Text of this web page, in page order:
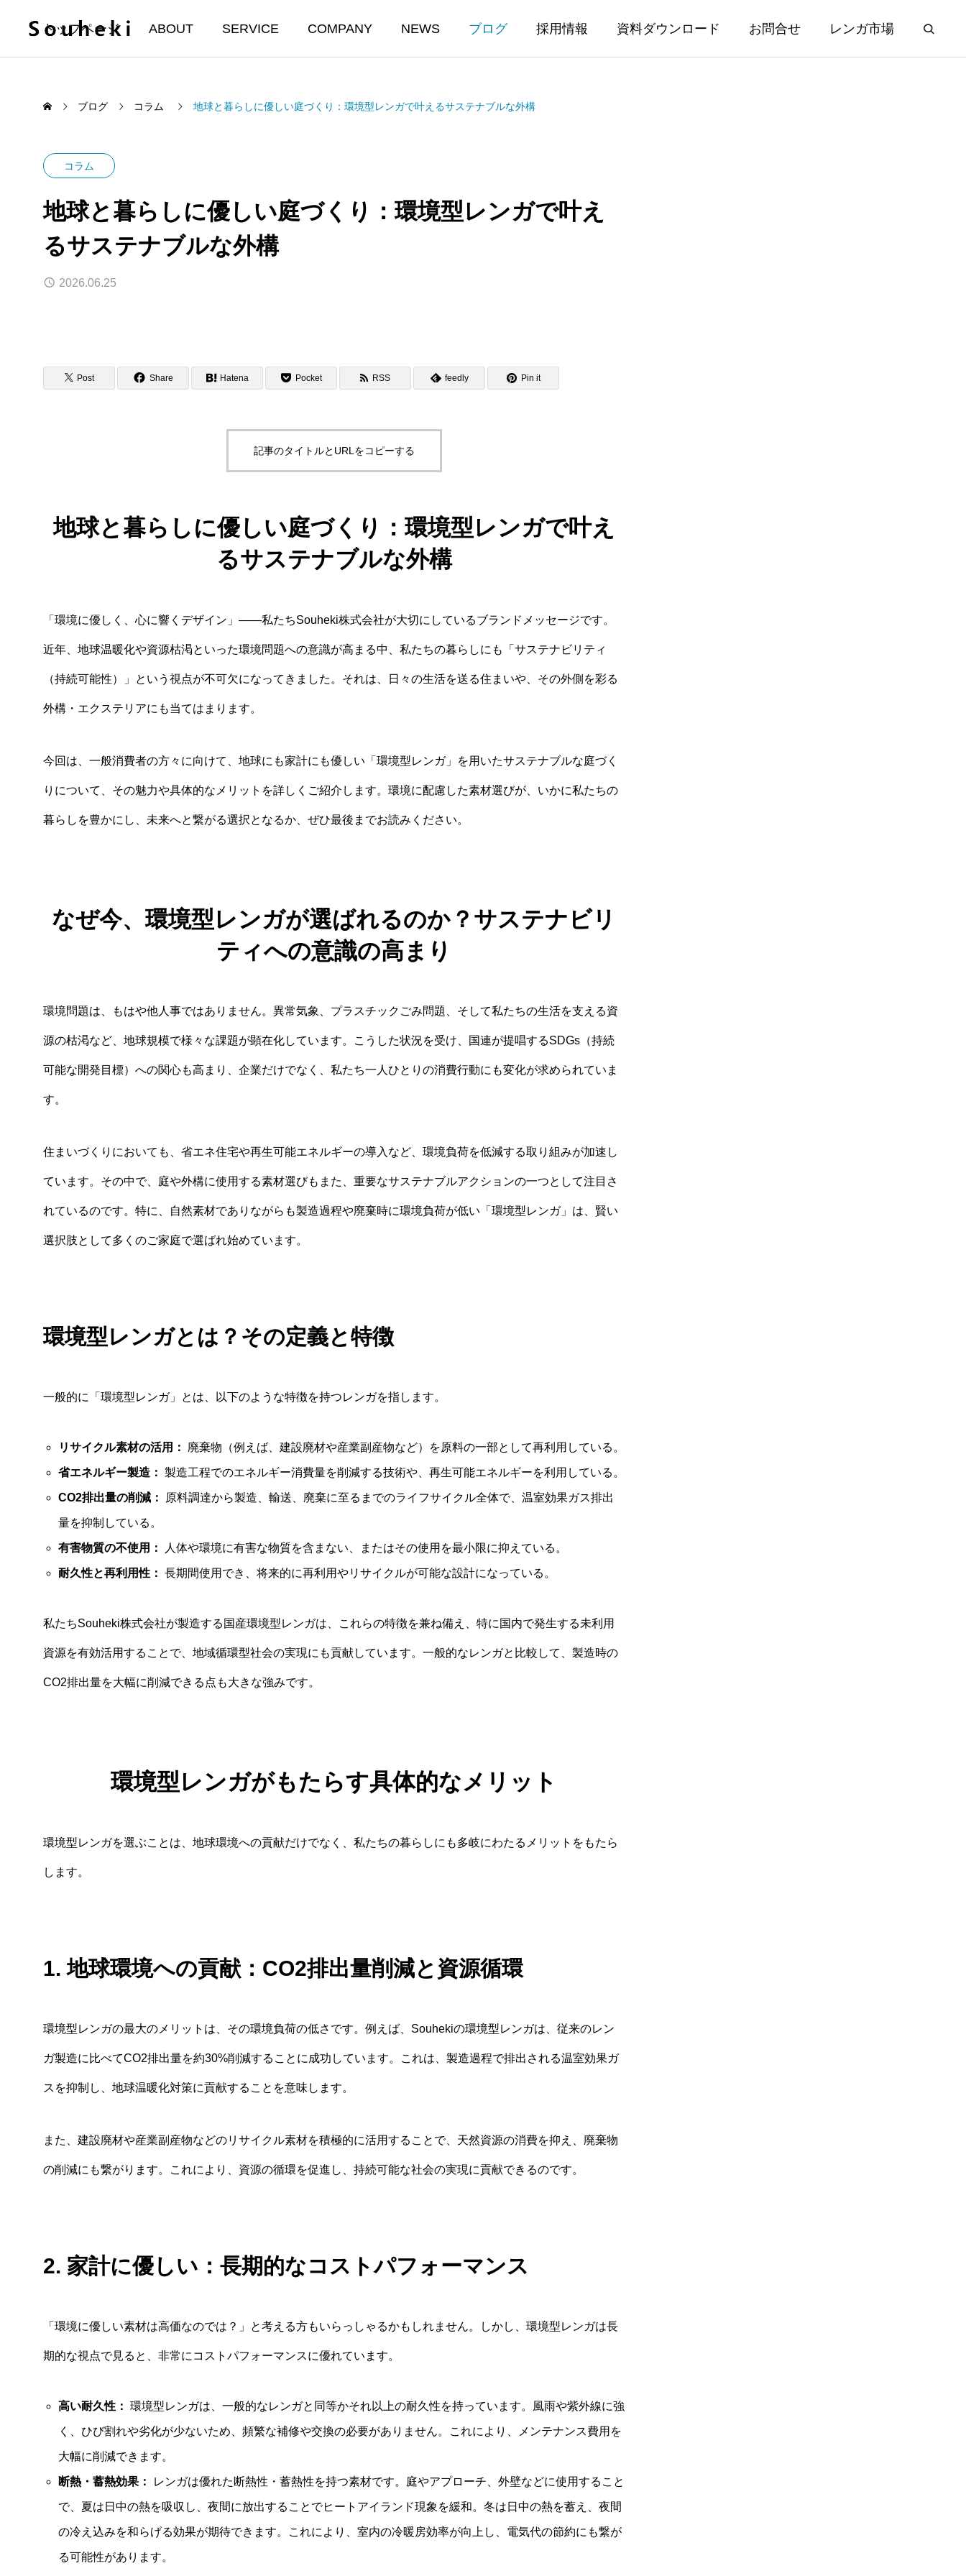
トップページ ABOUT SERVICE COMPANY NEWS ブログ 採用情報 資料ダウンロード お問合せ レンガ市場
ブログ コラム 地球と暮らしに優しい庭づくり：環境型レンガで叶えるサステナブルな外構
コラム
地球と暮らしに優しい庭づくり：環境型レンガで叶え
るサステナブルな外構
2026.06.25
Post Share Hatena Pocket RSS feedly Pin it
記事のタイトルとURLをコピーする
地球と暮らしに優しい庭づくり：環境型レンガで叶え
るサステナブルな外構
「環境に優しく、心に響くデザイン」――私たちSouheki株式会社が大切にしているブランドメッセージです。
近年、地球温暖化や資源枯渇といった環境問題への意識が高まる中、私たちの暮らしにも「サステナビリティ
（持続可能性）」という視点が不可欠になってきました。それは、日々の生活を送る住まいや、その外側を彩る
外構・エクステリアにも当てはまります。
今回は、一般消費者の方々に向けて、地球にも家計にも優しい「環境型レンガ」を用いたサステナブルな庭づく
りについて、その魅力や具体的なメリットを詳しくご紹介します。環境に配慮した素材選びが、いかに私たちの
暮らしを豊かにし、未来へと繋がる選択となるか、ぜひ最後までお読みください。
なぜ今、環境型レンガが選ばれるのか？サステナビリ
ティへの意識の高まり
環境問題は、もはや他人事ではありません。異常気象、プラスチックごみ問題、そして私たちの生活を支える資
源の枯渇など、地球規模で様々な課題が顕在化しています。こうした状況を受け、国連が提唱するSDGs（持続
可能な開発目標）への関心も高まり、企業だけでなく、私たち一人ひとりの消費行動にも変化が求められていま
す。
住まいづくりにおいても、省エネ住宅や再生可能エネルギーの導入など、環境負荷を低減する取り組みが加速し
ています。その中で、庭や外構に使用する素材選びもまた、重要なサステナブルアクションの一つとして注目さ
れているのです。特に、自然素材でありながらも製造過程や廃棄時に環境負荷が低い「環境型レンガ」は、賢い
選択肢として多くのご家庭で選ばれ始めています。
環境型レンガとは？その定義と特徴
一般的に「環境型レンガ」とは、以下のような特徴を持つレンガを指します。
リサイクル素材の活用： 廃棄物（例えば、建設廃材や産業副産物など）を原料の一部として再利用している。
省エネルギー製造： 製造工程でのエネルギー消費量を削減する技術や、再生可能エネルギーを利用している。
CO2排出量の削減： 原料調達から製造、輸送、廃棄に至るまでのライフサイクル全体で、温室効果ガス排出
量を抑制している。
有害物質の不使用： 人体や環境に有害な物質を含まない、またはその使用を最小限に抑えている。
耐久性と再利用性： 長期間使用でき、将来的に再利用やリサイクルが可能な設計になっている。
私たちSouheki株式会社が製造する国産環境型レンガは、これらの特徴を兼ね備え、特に国内で発生する未利用
資源を有効活用することで、地域循環型社会の実現にも貢献しています。一般的なレンガと比較して、製造時の
CO2排出量を大幅に削減できる点も大きな強みです。
環境型レンガがもたらす具体的なメリット
環境型レンガを選ぶことは、地球環境への貢献だけでなく、私たちの暮らしにも多岐にわたるメリットをもたら
します。
1. 地球環境への貢献：CO2排出量削減と資源循環
環境型レンガの最大のメリットは、その環境負荷の低さです。例えば、Souhekiの環境型レンガは、従来のレン
ガ製造に比べてCO2排出量を約30%削減することに成功しています。これは、製造過程で排出される温室効果ガ
スを抑制し、地球温暖化対策に貢献することを意味します。
また、建設廃材や産業副産物などのリサイクル素材を積極的に活用することで、天然資源の消費を抑え、廃棄物
の削減にも繋がります。これにより、資源の循環を促進し、持続可能な社会の実現に貢献できるのです。
2. 家計に優しい：長期的なコストパフォーマンス
「環境に優しい素材は高価なのでは？」と考える方もいらっしゃるかもしれません。しかし、環境型レンガは長
期的な視点で見ると、非常にコストパフォーマンスに優れています。
高い耐久性： 環境型レンガは、一般的なレンガと同等かそれ以上の耐久性を持っています。風雨や紫外線に強
く、ひび割れや劣化が少ないため、頻繁な補修や交換の必要がありません。これにより、メンテナンス費用を
大幅に削減できます。
断熱・蓄熱効果： レンガは優れた断熱性・蓄熱性を持つ素材です。庭やアプローチ、外壁などに使用すること
で、夏は日中の熱を吸収し、夜間に放出することでヒートアイランド現象を緩和。冬は日中の熱を蓄え、夜間
の冷え込みを和らげる効果が期待できます。これにより、室内の冷暖房効率が向上し、電気代の節約にも繋が
る可能性があります。